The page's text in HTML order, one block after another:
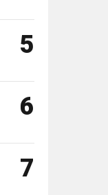
5
6
7